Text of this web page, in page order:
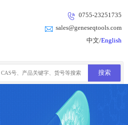
0755-23251735
sales@geneseqtools.com
中文/English